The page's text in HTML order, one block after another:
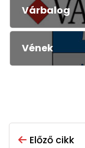
Várbalog
Vének
Előző cikk